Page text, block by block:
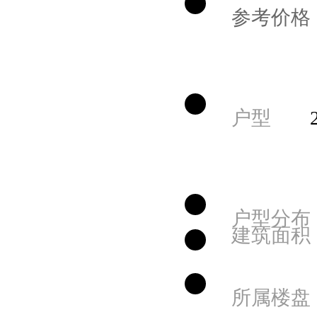
参考价格
户型
建筑面积
户型分布
所属楼盘